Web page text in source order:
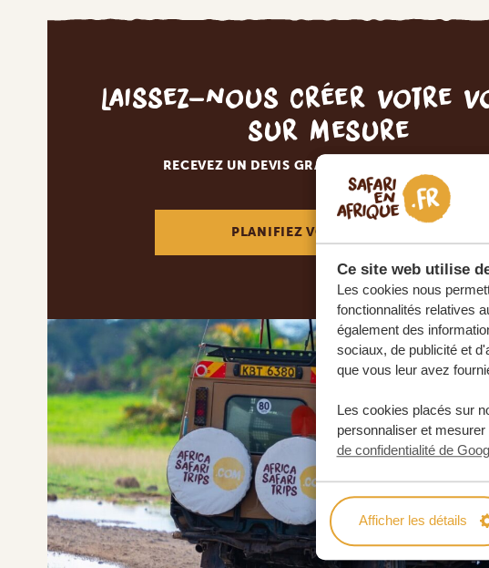
Ce site web utilise
Les cookies nous
fonctionnalités relatives
également des
sociaux, de publicité et
que vous leur avez
Les cookies placés sur
personnaliser et
de confidentialité de
Afficher les détails
Laissez-nous créer votre
sur mesure
RECEVEZ UN DEVIS GRATUIT, SANS ENGAGEMENT
PLANIFIEZ VOTRE AVENTURE